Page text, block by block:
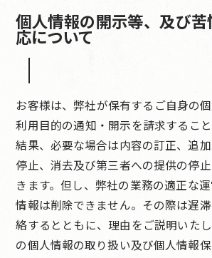
個人情報の開示等、及び
応について
お客様は、弊社が保有するご自身の個
利用目的の通知・開示を請求するこ
結果、必要な場合は内容の訂正、追
停止、消去及び第三者への提供の停
きます。但し、弊社の業務の適正な
情報は削除できません。その際は遅
絡するとともに、理由をご説明いた
の個人情報の取り扱い及び個人情報